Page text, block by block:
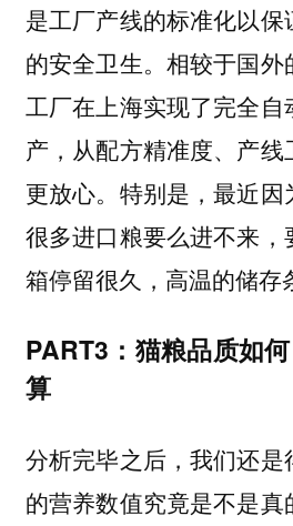
是工厂产线的标准化以
的安全卫生。相较于国
工厂在上海实现了完全自
产，从配方精准度、产线
更放心。特别是，最近
很多进口粮要么进不来
箱停留很久，高温的储存
PART3：猫粮品质如
算
分析完毕之后，我们还
的营养数值究竟是不是